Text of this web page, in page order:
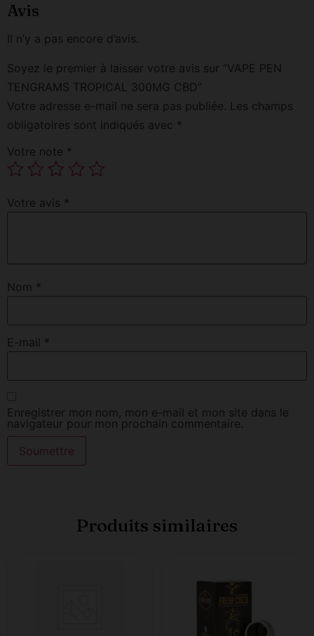
Avis
Il n’y a pas encore d’avis.
Soyez le premier à laisser votre avis sur “VAPE PEN
TENGRAMS TROPICAL 300MG CBD”
Votre adresse e-mail ne sera pas publiée. Les champs
obligatoires sont indiqués avec *
Votre note *
Votre avis *
Nom *
E-mail *
Enregistrer mon nom, mon e-mail et mon site dans le
navigateur pour mon prochain commentaire.
Produits similaires